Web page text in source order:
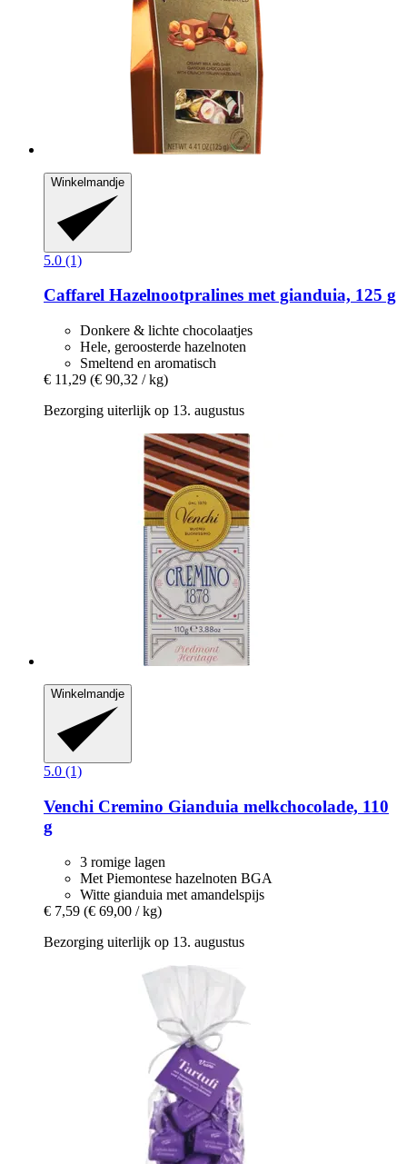
Winkelmandje
5.0 (1)
Caffarel Hazelnootpralines met gianduia, 125 g
Donkere & lichte chocolaatjes
Hele, geroosterde hazelnoten
Smeltend en aromatisch
€ 11,29 (€ 90,32 / kg)
Bezorging uiterlijk op 13. augustus
Winkelmandje
5.0 (1)
Venchi Cremino Gianduia melkchocolade, 110
g
3 romige lagen
Met Piemontese hazelnoten BGA
Witte gianduia met amandelspijs
€ 7,59 (€ 69,00 / kg)
Bezorging uiterlijk op 13. augustus